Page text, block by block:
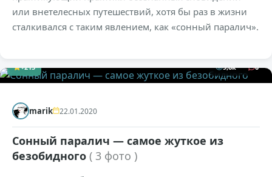
или внетелесных путешествий, хотя бы раз в жизни
сталкивался с таким явлением, как «сонный паралич».
+215 9,6к 0
marik 22.01.2020
Сонный паралич — самое жуткое из
безобидного ( 3 фото )